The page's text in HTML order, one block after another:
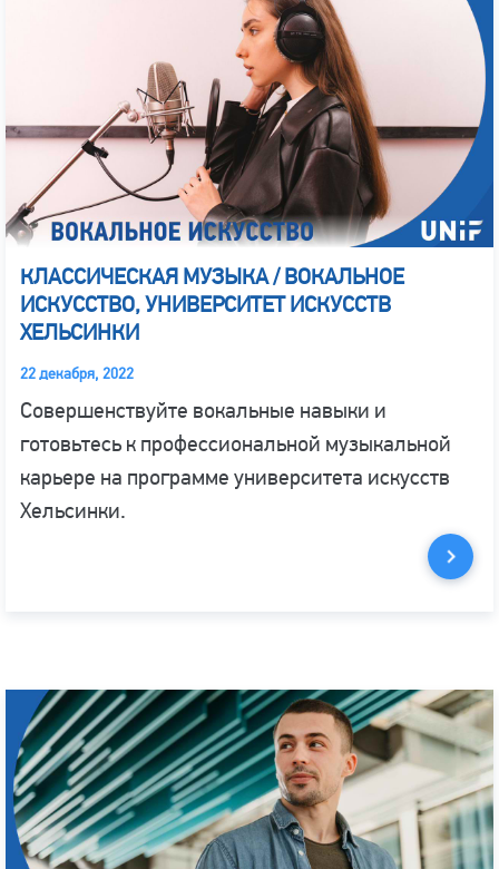
КЛАССИЧЕСКАЯ МУЗЫКА / ВОКАЛЬНОЕ
ИСКУССТВО, УНИВЕРСИТЕТ ИСКУССТВ
ХЕЛЬСИНКИ
22 декабря, 2022
Совершенствуйте вокальные навыки и
готовьтесь к профессиональной музыкальной
карьере на программе университета искусств
Хельсинки.